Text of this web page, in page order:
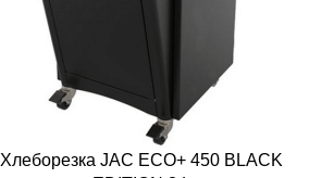
Хлеборезка JAC ECO+ 450 BLACK